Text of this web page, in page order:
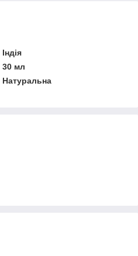
Індія
30 мл
Натуральна